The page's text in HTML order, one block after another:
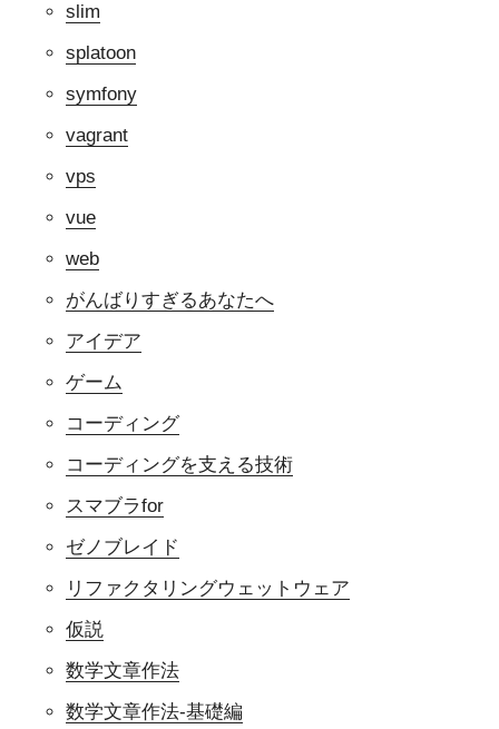
slim
splatoon
symfony
vagrant
vps
vue
web
がんばりすぎるあなたへ
アイデア
ゲーム
コーディング
コーディングを支える技術
スマブラfor
ゼノブレイド
リファクタリングウェットウェア
仮説
数学文章作法
数学文章作法-基礎編